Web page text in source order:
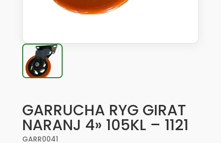
GARRUCHA RYG GIRAT
NARANJ 4» 105KL – 1121
GARR0041